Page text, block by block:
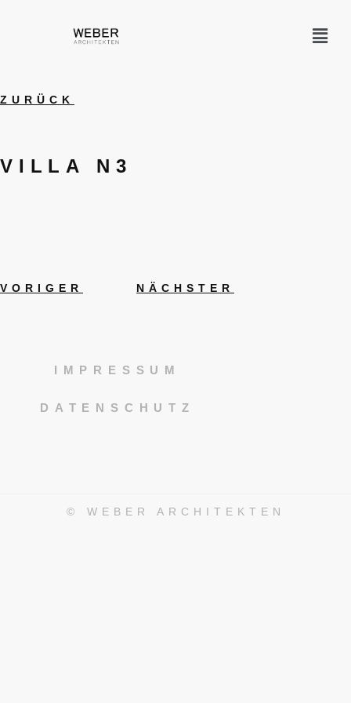
ZURÜCK
VILLA N3
VORIGER NÄCHSTER
IMPRESSUM
DATENSCHUTZ
© WEBER ARCHITEKTEN